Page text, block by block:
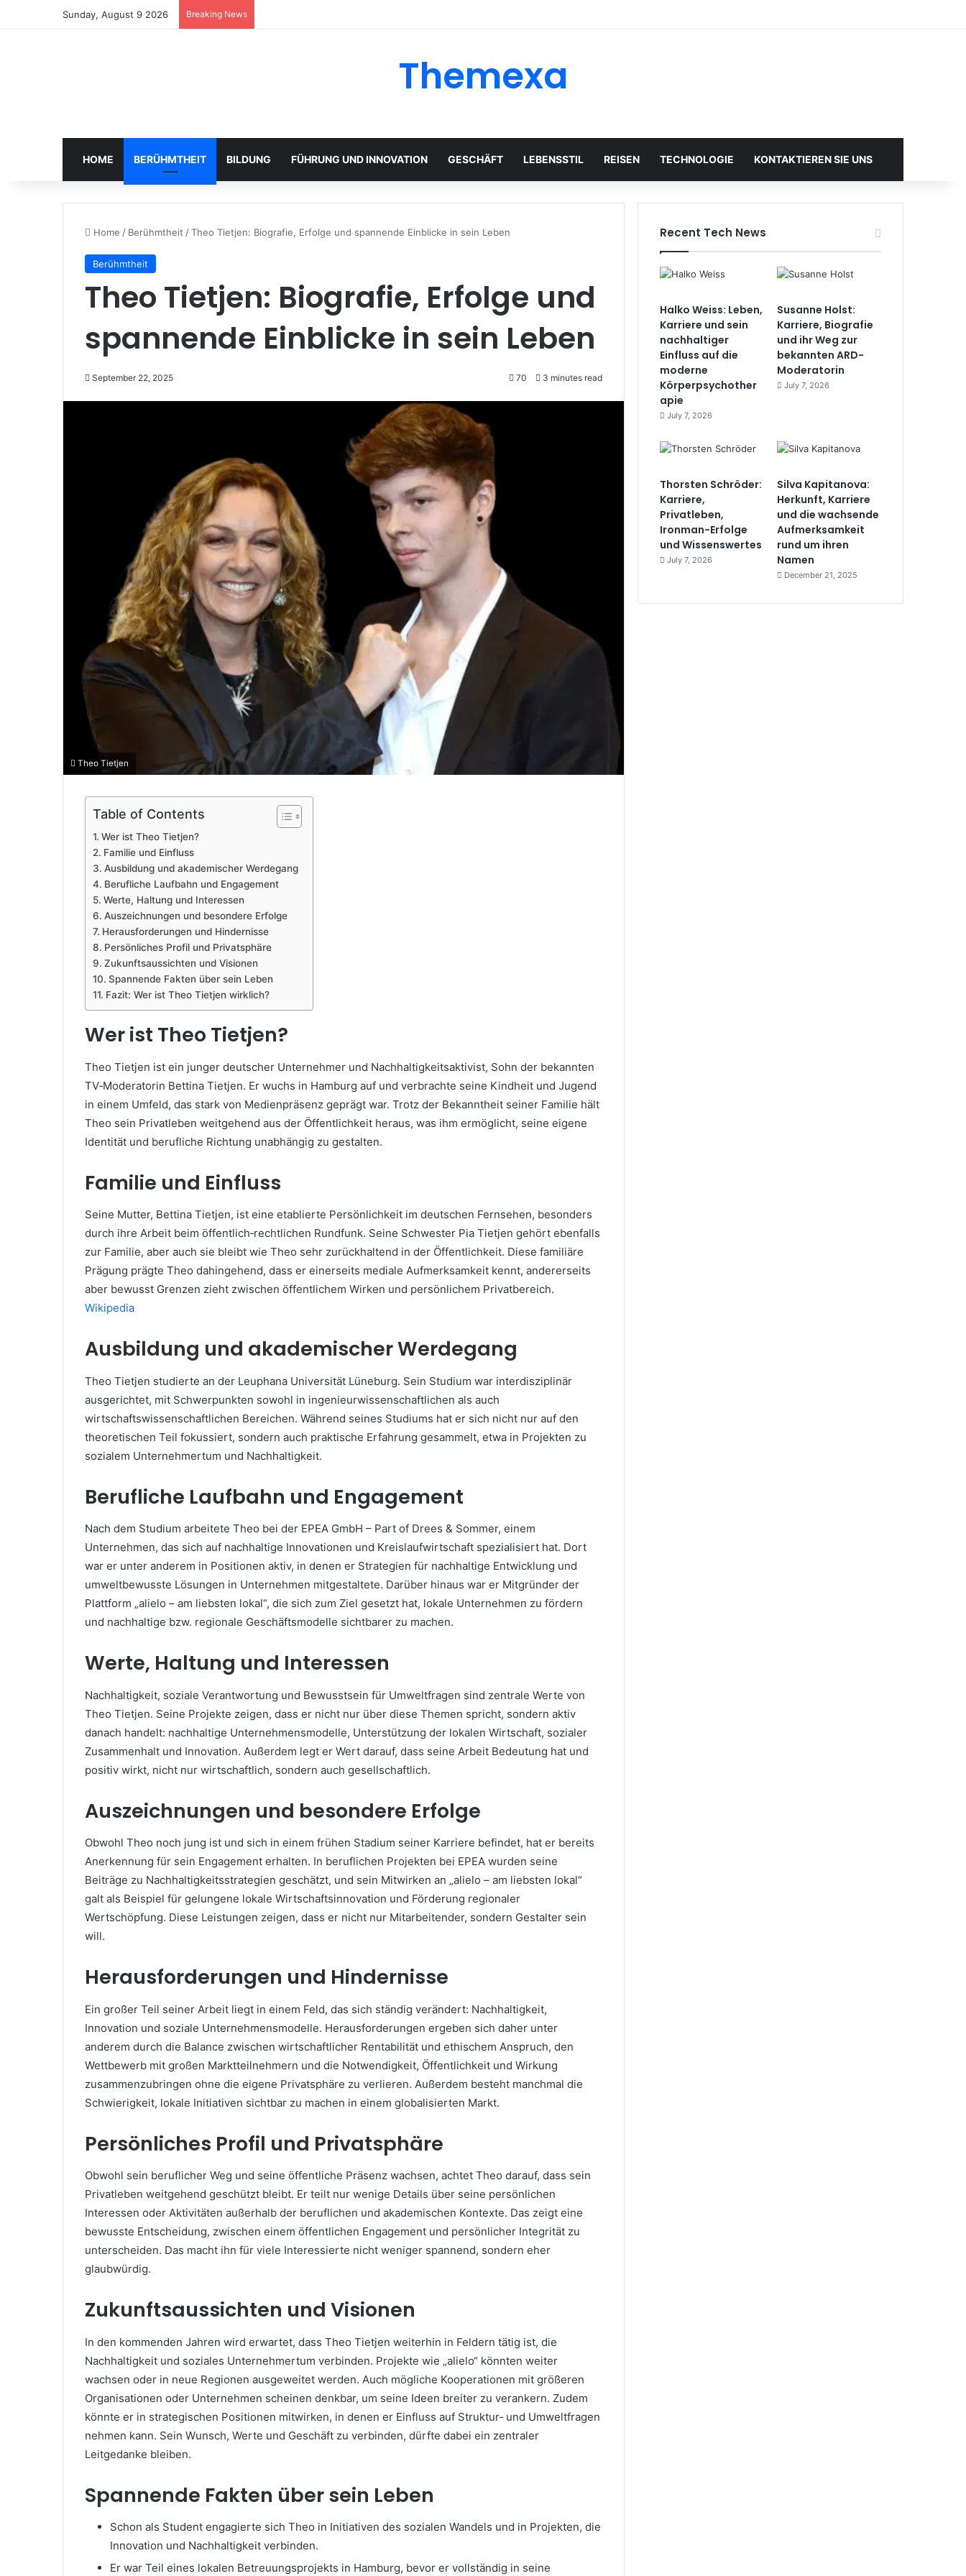
Sunday, August 9 2026 Breaking News
Themexa
HOME BERÜHMTHEIT BILDUNG FÜHRUNG UND INNOVATION GESCHÄFT LEBENSSTIL REISEN TECHNOLOGIE KONTAKTIEREN SIE UNS
Home / Berühmtheit /Theo Tietjen: Biografie, Erfolge und spannende Einblicke in sein Leben
Berühmtheit
Theo Tietjen: Biografie, Erfolge und
spannende Einblicke in sein Leben
September 22, 2025 70 3 minutes read
Theo Tietjen
Table of Contents
Wer ist Theo Tietjen?
Familie und Einfluss
Ausbildung und akademischer Werdegang
Berufliche Laufbahn und Engagement
Werte, Haltung und Interessen
Auszeichnungen und besondere Erfolge
Herausforderungen und Hindernisse
Persönliches Profil und Privatsphäre
Zukunftsaussichten und Visionen
Spannende Fakten über sein Leben
Fazit: Wer ist Theo Tietjen wirklich?
Wer ist Theo Tietjen?
Theo Tietjen ist ein junger deutscher Unternehmer und Nachhaltigkeitsaktivist, Sohn der bekannten
TV‑Moderatorin Bettina Tietjen. Er wuchs in Hamburg auf und verbrachte seine Kindheit und Jugend
in einem Umfeld, das stark von Medienpräsenz geprägt war. Trotz der Bekanntheit seiner Familie hält
Theo sein Privatleben weitgehend aus der Öffentlichkeit heraus, was ihm ermöglicht, seine eigene
Identität und berufliche Richtung unabhängig zu gestalten.
Familie und Einfluss
Seine Mutter, Bettina Tietjen, ist eine etablierte Persönlichkeit im deutschen Fernsehen, besonders
durch ihre Arbeit beim öffentlich‑rechtlichen Rundfunk. Seine Schwester Pia Tietjen gehört ebenfalls
zur Familie, aber auch sie bleibt wie Theo sehr zurückhaltend in der Öffentlichkeit. Diese familiäre
Prägung prägte Theo dahingehend, dass er einerseits mediale Aufmerksamkeit kennt, andererseits
aber bewusst Grenzen zieht zwischen öffentlichem Wirken und persönlichem Privatbereich.
Wikipedia
Ausbildung und akademischer Werdegang
Theo Tietjen studierte an der Leuphana Universität Lüneburg. Sein Studium war interdisziplinär
ausgerichtet, mit Schwerpunkten sowohl in ingenieurwissenschaftlichen als auch
wirtschaftswissenschaftlichen Bereichen. Während seines Studiums hat er sich nicht nur auf den
theoretischen Teil fokussiert, sondern auch praktische Erfahrung gesammelt, etwa in Projekten zu
sozialem Unternehmertum und Nachhaltigkeit.
Berufliche Laufbahn und Engagement
Nach dem Studium arbeitete Theo bei der EPEA GmbH – Part of Drees & Sommer, einem
Unternehmen, das sich auf nachhaltige Innovationen und Kreislaufwirtschaft spezialisiert hat. Dort
war er unter anderem in Positionen aktiv, in denen er Strategien für nachhaltige Entwicklung und
umweltbewusste Lösungen in Unternehmen mitgestaltete. Darüber hinaus war er Mitgründer der
Plattform „alielo – am liebsten lokal“, die sich zum Ziel gesetzt hat, lokale Unternehmen zu fördern
und nachhaltige bzw. regionale Geschäftsmodelle sichtbarer zu machen.
Werte, Haltung und Interessen
Nachhaltigkeit, soziale Verantwortung und Bewusstsein für Umweltfragen sind zentrale Werte von
Theo Tietjen. Seine Projekte zeigen, dass er nicht nur über diese Themen spricht, sondern aktiv
danach handelt: nachhaltige Unternehmensmodelle, Unterstützung der lokalen Wirtschaft, sozialer
Zusammenhalt und Innovation. Außerdem legt er Wert darauf, dass seine Arbeit Bedeutung hat und
positiv wirkt, nicht nur wirtschaftlich, sondern auch gesellschaftlich.
Auszeichnungen und besondere Erfolge
Obwohl Theo noch jung ist und sich in einem frühen Stadium seiner Karriere befindet, hat er bereits
Anerkennung für sein Engagement erhalten. In beruflichen Projekten bei EPEA wurden seine
Beiträge zu Nachhaltigkeitsstrategien geschätzt, und sein Mitwirken an „alielo – am liebsten lokal“
galt als Beispiel für gelungene lokale Wirtschaftsinnovation und Förderung regionaler
Wertschöpfung. Diese Leistungen zeigen, dass er nicht nur Mitarbeitender, sondern Gestalter sein
will.
Herausforderungen und Hindernisse
Ein großer Teil seiner Arbeit liegt in einem Feld, das sich ständig verändert: Nachhaltigkeit,
Innovation und soziale Unternehmensmodelle. Herausforderungen ergeben sich daher unter
anderem durch die Balance zwischen wirtschaftlicher Rentabilität und ethischem Anspruch, den
Wettbewerb mit großen Marktteilnehmern und die Notwendigkeit, Öffentlichkeit und Wirkung
zusammenzubringen ohne die eigene Privatsphäre zu verlieren. Außerdem besteht manchmal die
Schwierigkeit, lokale Initiativen sichtbar zu machen in einem globalisierten Markt.
Persönliches Profil und Privatsphäre
Obwohl sein beruflicher Weg und seine öffentliche Präsenz wachsen, achtet Theo darauf, dass sein
Privatleben weitgehend geschützt bleibt. Er teilt nur wenige Details über seine persönlichen
Interessen oder Aktivitäten außerhalb der beruflichen und akademischen Kontexte. Das zeigt eine
bewusste Entscheidung, zwischen einem öffentlichen Engagement und persönlicher Integrität zu
unterscheiden. Das macht ihn für viele Interessierte nicht weniger spannend, sondern eher
glaubwürdig.
Zukunftsaussichten und Visionen
In den kommenden Jahren wird erwartet, dass Theo Tietjen weiterhin in Feldern tätig ist, die
Nachhaltigkeit und soziales Unternehmertum verbinden. Projekte wie „alielo“ könnten weiter
wachsen oder in neue Regionen ausgeweitet werden. Auch mögliche Kooperationen mit größeren
Organisationen oder Unternehmen scheinen denkbar, um seine Ideen breiter zu verankern. Zudem
könnte er in strategischen Positionen mitwirken, in denen er Einfluss auf Struktur‑ und Umweltfragen
nehmen kann. Sein Wunsch, Werte und Geschäft zu verbinden, dürfte dabei ein zentraler
Leitgedanke bleiben.
Spannende Fakten über sein Leben
Schon als Student engagierte sich Theo in Initiativen des sozialen Wandels und in Projekten, die
Innovation und Nachhaltigkeit verbinden.
Er war Teil eines lokalen Betreuungsprojekts in Hamburg, bevor er vollständig in seine
Recent Tech News
Halko Weiss: Leben,
Karriere und sein
nachhaltiger
Einfluss auf die
moderne
Körperpsychother
apie
July 7, 2026
Susanne Holst:
Karriere, Biografie
und ihr Weg zur
bekannten ARD-
Moderatorin
July 7, 2026
Thorsten Schröder:
Karriere,
Privatleben,
Ironman-Erfolge
und Wissenswertes
July 7, 2026
Silva Kapitanova:
Herkunft, Karriere
und die wachsende
Aufmerksamkeit
rund um ihren
Namen
December 21, 2025